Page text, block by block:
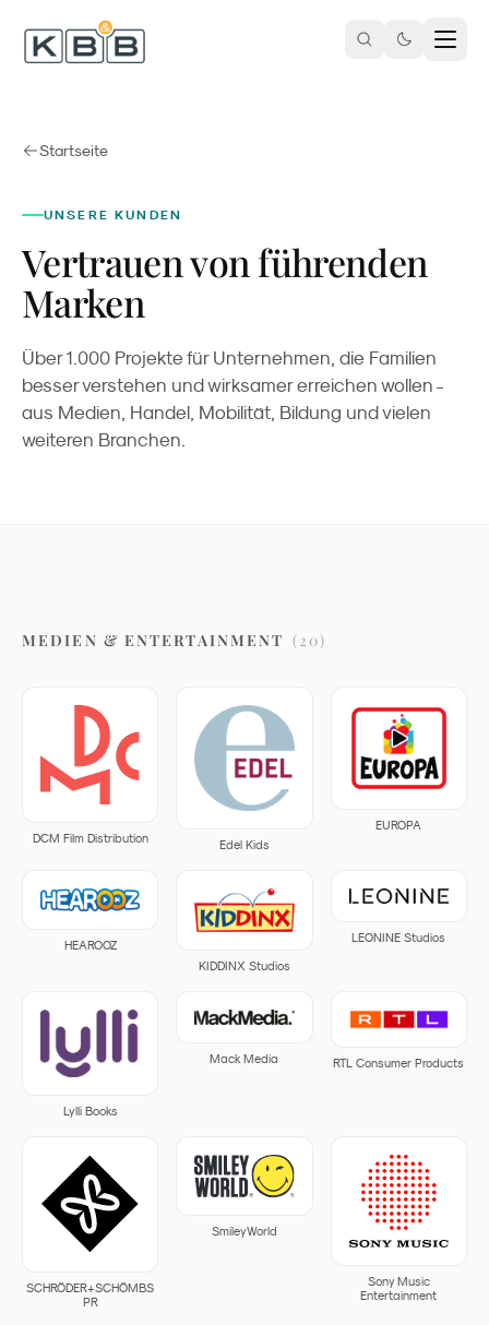
Startseite
UNSERE KUNDEN
Vertrauen von führenden
Marken
Über 1.000 Projekte für Unternehmen, die Familien
besser verstehen und wirksamer erreichen wollen -
aus Medien, Handel, Mobilität, Bildung und vielen
weiteren Branchen.
MEDIEN & ENTERTAINMENT (20)
DCM Film Distribution Edel Kids
EUROPA
HEAROOZ
KIDDINX Studios
LEONINE Studios
Lylli Books
Mack Media RTL Consumer Products
SCHRÖDER+SCHÖMBS
PR
SmileyWorld
Sony Music
Entertainment